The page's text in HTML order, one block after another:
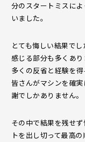
分のスタートミスに
いました。
とても悔しい結果で
感じる部分も多くあ
多くの反省と経験を
皆さんがマシンを確
謝でしかありません。
その中で結果を残せ
トを出し切って最高